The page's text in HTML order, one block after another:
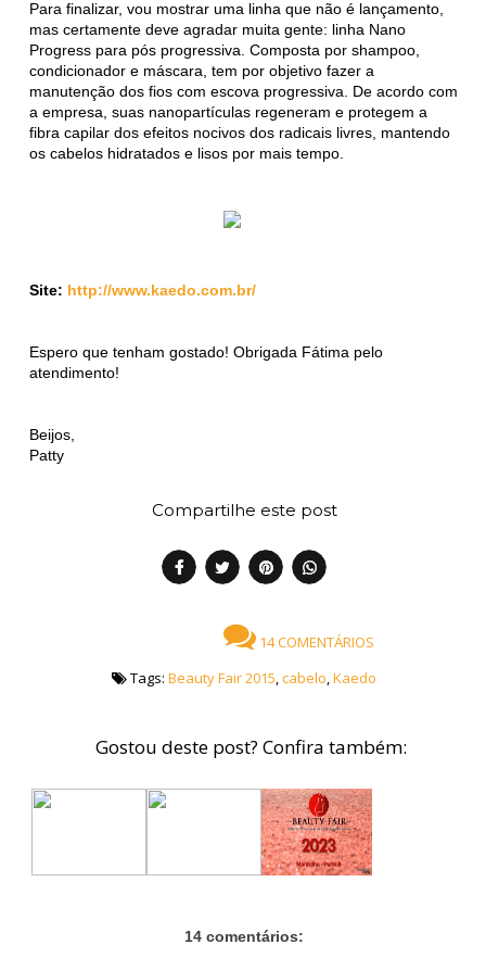
Para finalizar, vou mostrar uma linha que não é lançamento,
mas certamente deve agradar muita gente: linha Nano
Progress para pós progressiva. Composta por shampoo,
condicionador e máscara, tem por objetivo fazer a
manutenção dos fios com escova progressiva. De acordo com
a empresa, suas nanopartículas regeneram e protegem a
fibra capilar dos efeitos nocivos dos radicais livres, mantendo
os cabelos hidratados e lisos por mais tempo.
Site: http://www.kaedo.com.br/
Espero que tenham gostado! Obrigada Fátima pelo
atendimento!
Beijos,
Patty
Compartilhe este post
14 COMENTÁRIOS
Tags: Beauty Fair 2015,cabelo,Kaedo
Gostou deste post? Confira também:
14 comentários: